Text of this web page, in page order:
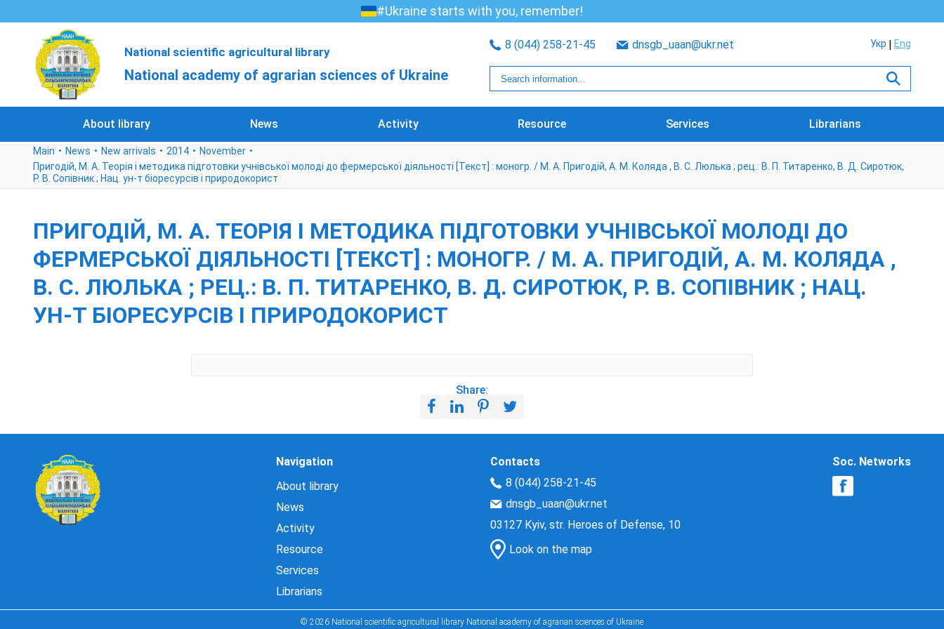
#Ukraine starts with you, remember!
National scientific agricultural library
National academy of agrarian sciences of Ukraine
8 (044) 258-21-45 dnsgb_uaan@ukr.net Укр Eng
About library News Activity Resource Services Librarians
Main News New arrivals 2014
November
Пригодій, М. А. Теорія і методика підготовки учнівської молоді до фермерської діяльності [Текст] : моногр. / М. А. Пригодій, А. М. Коляда , В. С. Люлька ; рец.: В. П. Титаренко, В. Д. Сиротюк,
Р. В. Сопівник ; Нац. ун-т біоресурсів і природокорист
ПРИГОДІЙ, М. А. ТЕОРІЯ І МЕТОДИКА ПІДГОТОВКИ УЧНІВСЬКОЇ МОЛОДІ ДО
ФЕРМЕРСЬКОЇ ДІЯЛЬНОСТІ [ТЕКСТ] : МОНОГР. / М. А. ПРИГОДІЙ, А. М. КОЛЯДА ,
В. С. ЛЮЛЬКА ; РЕЦ.: В. П. ТИТАРЕНКО, В. Д. СИРОТЮК, Р. В. СОПІВНИК ; НАЦ.
УН-Т БІОРЕСУРСІВ І ПРИРОДОКОРИСТ
Share:
Navigation
About library
News
Activity
Resource
Services
Librarians
Contacts
8 (044) 258-21-45
dnsgb_uaan@ukr.net
03127 Kyiv, str. Heroes of Defense, 10
Look on the map
Soc. Networks
© 2026 National scientific agricultural library National academy of agrarian sciences of Ukraine